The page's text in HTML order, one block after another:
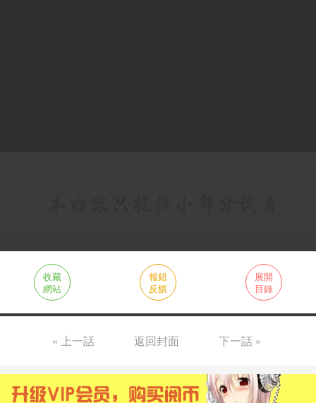
收藏
網站
報錯
反饋
展開
目錄
« 上一話 返回封面 下一話 »